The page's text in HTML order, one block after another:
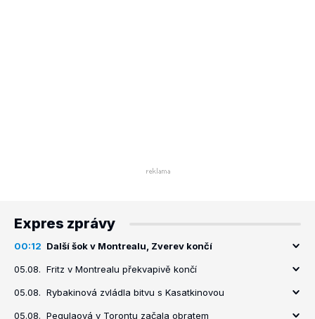
Expres zprávy
00:12 Další šok v Montrealu, Zverev končí
05.08. Fritz v Montrealu překvapivě končí
05.08. Rybakinová zvládla bitvu s Kasatkinovou
05.08. Pegulaová v Torontu začala obratem